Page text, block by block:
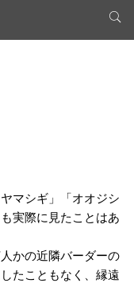
マシギ」「オオジシ
実際に見たことはあ
かの近隣バーダーの
たこともなく、縁遠